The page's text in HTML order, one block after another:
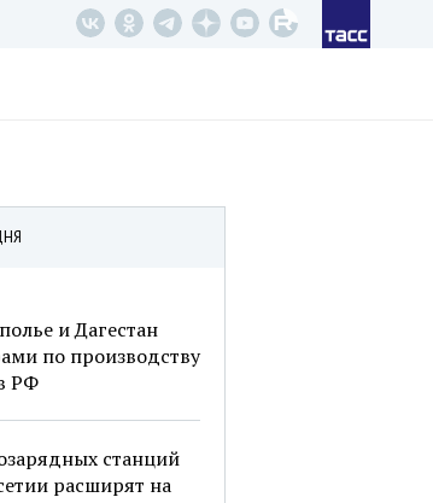
и Дагестан
по производству
РФ
станций
расширят на